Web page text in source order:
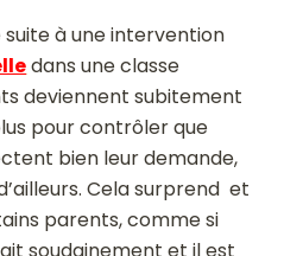
suite à une intervention
dans une classe
deviennent subitement
pour contrôler que
bien leur demande,
Cela surprend et
parents, comme si
soudainement et il est